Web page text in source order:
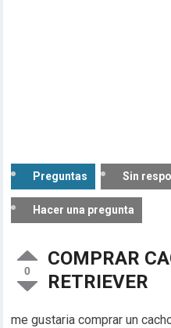
Preguntas Sin
Hacer una pregunta
0
COMPRAR
RETRIEVER
me gustaria comprar un